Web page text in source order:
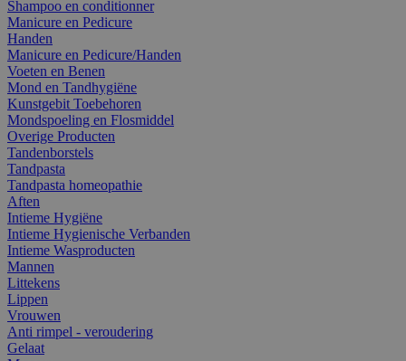
Shampoo en conditionner
Manicure en Pedicure
Handen
Manicure en Pedicure/Handen
Voeten en Benen
Mond en Tandhygiëne
Kunstgebit Toebehoren
Mondspoeling en Flosmiddel
Overige Producten
Tandenborstels
Tandpasta
Tandpasta homeopathie
Aften
Intieme Hygiëne
Intieme Hygienische Verbanden
Intieme Wasproducten
Mannen
Littekens
Lippen
Vrouwen
Anti rimpel - veroudering
Gelaat